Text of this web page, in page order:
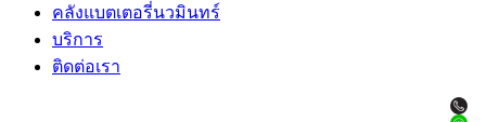
คลังแบตเตอรี่นวมินทร์
บริการ
ติดต่อเรา